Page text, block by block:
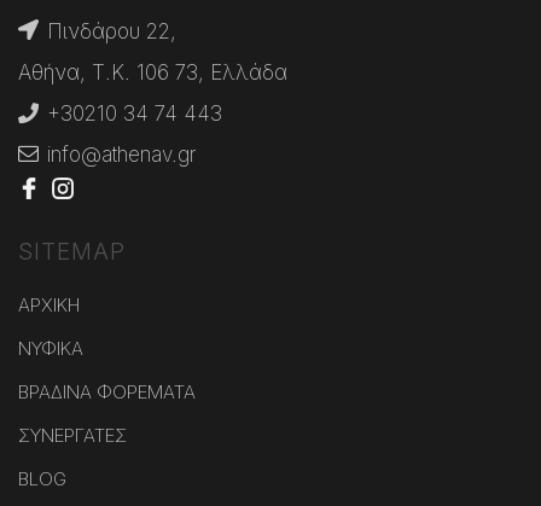
Πινδάρου 22,
Αθήνα, Τ.Κ. 106 73, Ελλάδα
+30210 34 74 443
info@athenav.gr
SITEMAP
ΑΡΧΙΚΗ
ΝΥΦΙΚΑ
ΒΡΑΔΙΝΑ ΦΟΡΕΜΑΤΑ
ΣΥΝΕΡΓΑΤΕΣ
BLOG